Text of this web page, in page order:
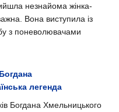
незнайома жінка-
Вона виступила із
з поневолювачами
легенда
Богдана Хмельницького